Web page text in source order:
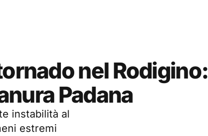
nel Rodigino:
Padana
instabilità al
estremi